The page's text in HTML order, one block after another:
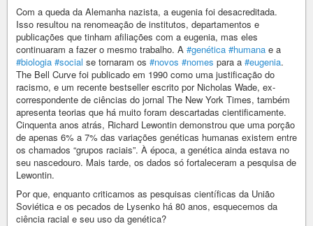
Com a queda da Alemanha nazista, a eugenia foi desacreditada.
Isso resultou na renomeação de institutos, departamentos e
publicações que tinham afiliações com a eugenia, mas eles
continuaram a fazer o mesmo trabalho. A #genética #humana e a
#biologia #social se tornaram os #novos #nomes para a #eugenia.
The Bell Curve foi publicado em 1990 como uma justificação do
racismo, e um recente bestseller escrito por Nicholas Wade, ex-
correspondente de ciências do jornal The New York Times, também
apresenta teorias que há muito foram descartadas cientificamente.
Cinquenta anos atrás, Richard Lewontin demonstrou que uma porção
de apenas 6% a 7% das variações genéticas humanas existem entre
os chamados “grupos raciais”. À época, a genética ainda estava no
seu nascedouro. Mais tarde, os dados só fortaleceram a pesquisa de
Lewontin.
Por que, enquanto criticamos as pesquisas científicas da União
Soviética e os pecados de Lysenko há 80 anos, esquecemos da
ciência racial e seu uso da genética?